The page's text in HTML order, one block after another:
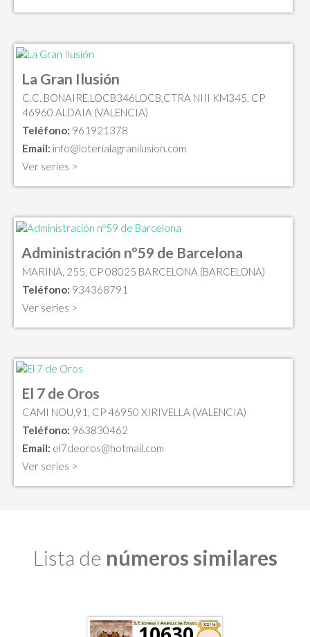
La Gran Ilusión
C.C. BONAIRE,LOCB346LOCB,CTRA NIII KM345, CP
46960 ALDAIA (VALENCIA)
Teléfono: 961921378
Email: info@loterialagranilusion.com
Ver series >
Administración nº59 de Barcelona
MARINA, 255, CP 08025 BARCELONA (BARCELONA)
Teléfono: 934368791
Ver series >
El 7 de Oros
CAMI NOU,91, CP 46950 XIRIVELLA (VALENCIA)
Teléfono: 963830462
Email: el7deoros@hotmail.com
Ver series >
Lista de números similares